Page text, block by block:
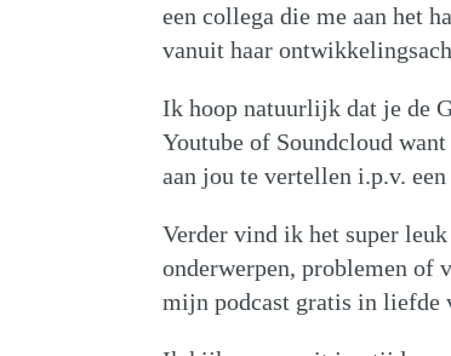
een collega die me aan het
vanuit haar
Ik hoop natuurlijk dat je de
Youtube of Soundcloud
aan jou te vertellen i.p.v.
Verder vind ik het super
onderwerpen, problemen of
mijn podcast gratis in liefde